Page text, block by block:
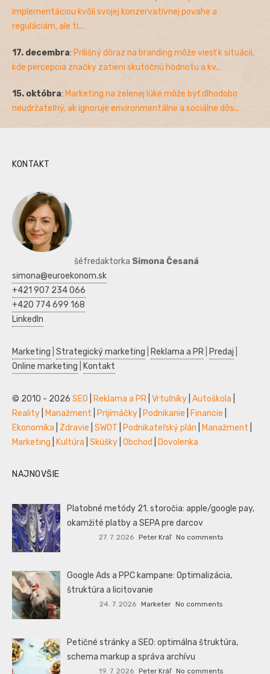
implementáciou kvôli svojej konzervatívnej povahe a
reguláciám, ale ti...
17. decembra: Prílišný dôraz na branding môže viesť k situácii,
kde percepcia značky zatieni skutočnú hodnotu a kv...
15. októbra: Marketing na zelenej lúke môže byť dlhodobo
neudržateľný, ak ignoruje environmentálne a sociálne dôs...
KONTAKT
šéfredaktorka Simona Česaná
simona@euroekonom.sk
+421 907 234 066
+420 774 699 168
LinkedIn
Marketing Strategický marketing Reklama a PR Predaj
Online marketing
Kontakt
© 2010 - 2026 SEO Reklama a PR Vrtuľníky Autoškola
Reality
Manažment Prijímáčky Podnikanie Financie
Ekonomika
Zdravie SWOT Podnikateľský plán Manažment
Marketing
Kultúra Skúšky Obchod Dovolenka
NAJNOVŠIE
Platobné metódy 21. storočia: apple/google pay,
okamžité platby a SEPA pre darcov
27. 7. 2026 Peter Kráľ No comments
Google Ads a PPC kampane: Optimalizácia,
štruktúra a licitovanie
24. 7. 2026 Marketer No comments
Petičné stránky a SEO: optimálna štruktúra,
schema markup a správa archívu
19. 7. 2026 Peter Kráľ No comments